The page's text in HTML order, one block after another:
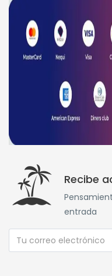
Recibe
entrada